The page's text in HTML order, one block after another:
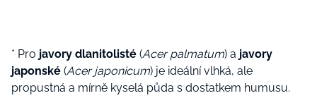
* Pro javory dlanitolisté (Acer palmatum) a javory
japonské (Acer japonicum) je ideální vlhká, ale
propustná a mírně kyselá půda s dostatkem humusu.